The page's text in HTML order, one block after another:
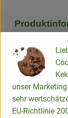
Zutaten
Nährwert-
unser
sehr
EU-Richtlinie